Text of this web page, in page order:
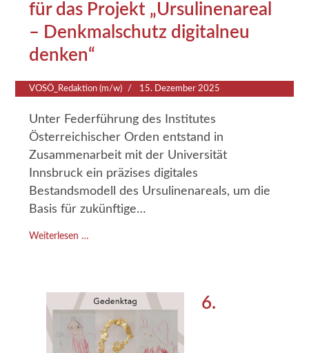
für das Projekt „Ursulinenareal
– Denkmalschutz digitalneu
denken“
VOSÖ_Redaktion (m/w) 15. Dezember 2025
Unter Federführung des Institutes
Österreichischer Orden entstand in
Zusammenarbeit mit der Universität
Innsbruck ein präzises digitales
Bestandsmodell des Ursulinenareals, um die
Basis für zukünftige
Weiterlesen …
6.